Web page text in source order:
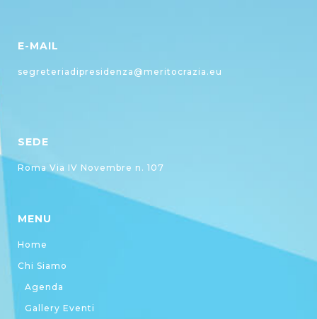
E-MAIL
segreteriadipresidenza@meritocrazia.eu
SEDE
Roma Via IV Novembre n. 107
MENU
Home
Chi Siamo
Agenda
Gallery Eventi